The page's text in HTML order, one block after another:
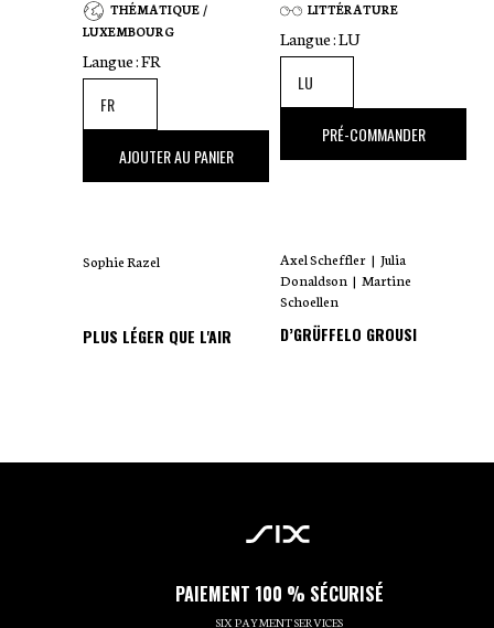
THÉMATIQUE /
LUXEMBOURG
Langue :FR
,00 €
AJOUTER AU PANIER
Sophie Razel
PLUS LÉGER QUE L'AIR
LITTÉRATURE
Langue :LU
,00 €
PRÉ-COMMANDER
Axel Scheffler | Julia
Donaldson | Martine
Schoellen
D’GRÜFFELO GROUSI
PAIEMENT 100 % SÉCURISÉ
SIX PAYMENT SERVICES